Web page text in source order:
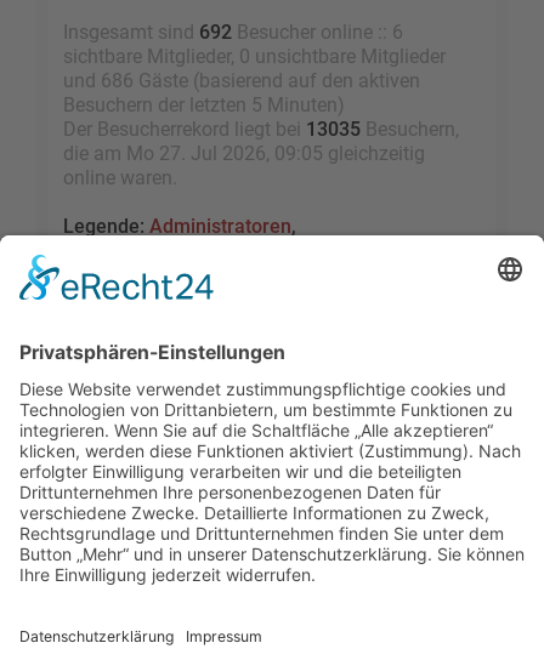
Insgesamt sind 692 Besucher online :: 6
sichtbare Mitglieder, 0 unsichtbare Mitglieder
und 686 Gäste (basierend auf den aktiven
Besuchern der letzten 5 Minuten)
Der Besucherrekord liegt bei 13035 Besuchern,
die am Mo 27. Jul 2026, 09:05 gleichzeitig
online waren.
Legende: Administratoren,
Kürzlich registrierte Benutzer
Beiträge insgesamt
109473
• Themen insgesamt
9528• Mitglieder insgesamt2455• Unser
neuestes Mitglied:sky1005